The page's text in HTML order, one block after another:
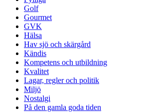
Golf
Gourmet
GVK
Hälsa
Hav sjö och skärgård
Kändis
Kompetens och utbildning
Kvalitet
Lagar, regler och politik
Miljö
Nostalgi
På den gamla goda tiden